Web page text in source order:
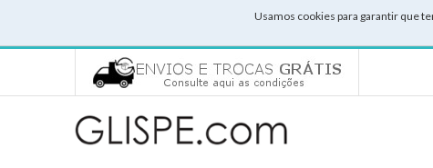
Usamos cookies para garantir que